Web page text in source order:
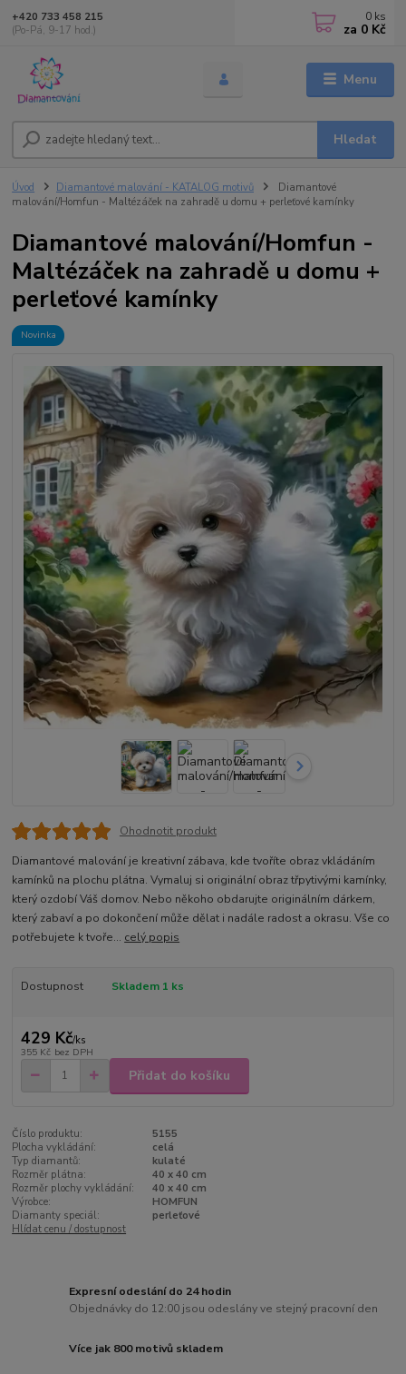
Menu
Hledat
+420 733 458 215
(Po-Pá, 9-17 hod.)
0 ks
za 0 Kč
Úvod Diamantové malování - KATALOG motivů
Diamantové
malování/Homfun - Maltézáček na zahradě u domu + perleťové kamínky
Diamantové malování/Homfun -
Maltézáček na zahradě u domu +
perleťové kamínky
Novinka
Ohodnotit produkt
Diamantové malování je kreativní zábava, kde tvoříte obraz vkládáním
kamínků na plochu plátna. Vymaluj si originální obraz třpytivými kamínky,
který ozdobí Váš domov. Nebo někoho obdarujte originálním dárkem,
který zabaví a po dokončení může dělat i nadále radost a okrasu. Vše co
potřebujete k tvoře... celý popis
Dostupnost Skladem 1 ks
429 Kč/ks
355 Kč bez DPH
Přidat do košíku
Číslo produktu:
5155
Plocha vykládání:
celá
Typ diamantů:
kulaté
Rozměr plátna:
40 x 40 cm
Rozměr plochy vykládání:
40 x 40 cm
Výrobce:
HOMFUN
Diamanty speciál:
perleťové
Hlídat cenu / dostupnost
Expresní odeslání do 24 hodin
Objednávky do 12:00 jsou odeslány ve stejný pracovní den
Více jak 800 motivů skladem